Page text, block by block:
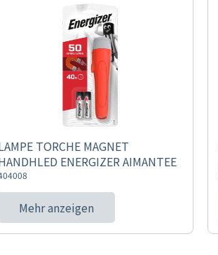
TORCHE MAGNET
ENERGIZER AIMANTEE
Mehr anzeigen